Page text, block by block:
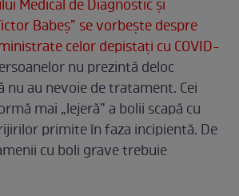
Medical de Diagnostic și
Babeș” se vorbește despre
celor depistați cu COVID-
nu prezintă deloc
nu au nevoie de tratament. Cei
mai „lejeră” a bolii scapă cu
primite în faza incipientă. De
cu boli grave trebuie